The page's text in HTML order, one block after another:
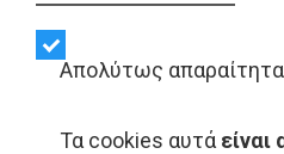
Απολύτως
Τα cookies αυτά είναι